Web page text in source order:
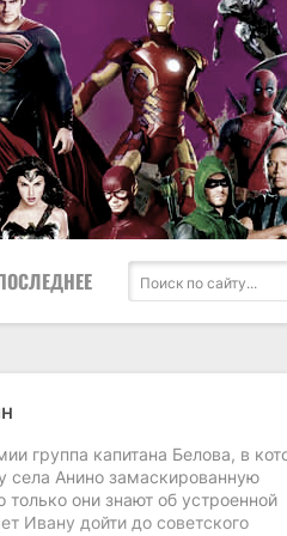
группа капитана Белова, в
села Анино замаскированную
они знают об устроенной
Ивану дойти до советского